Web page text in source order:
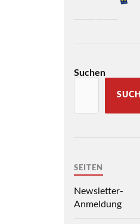
Suchen
SEITEN
Newsletter-
Anmeldung